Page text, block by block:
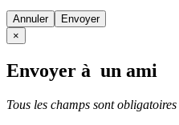
Annuler
×
Envoyer à un ami
Tous les champs sont obligatoires